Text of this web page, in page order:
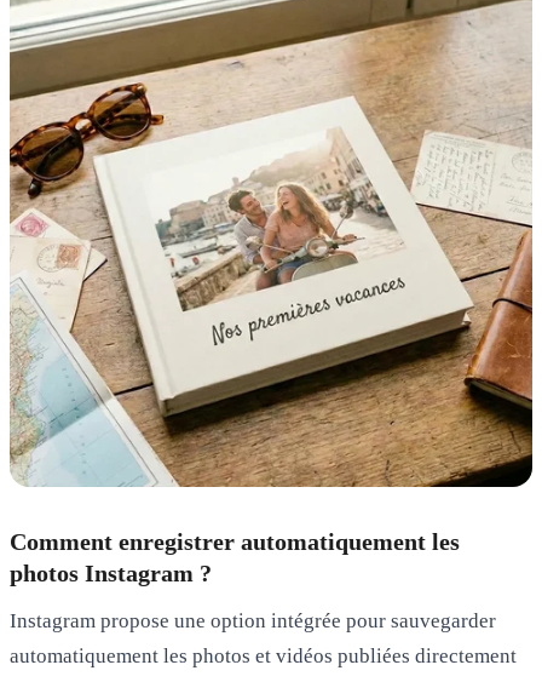
Comment enregistrer automatiquement les
photos Instagram ?
Instagram propose une option intégrée pour sauvegarder
automatiquement les photos et vidéos publiées directement